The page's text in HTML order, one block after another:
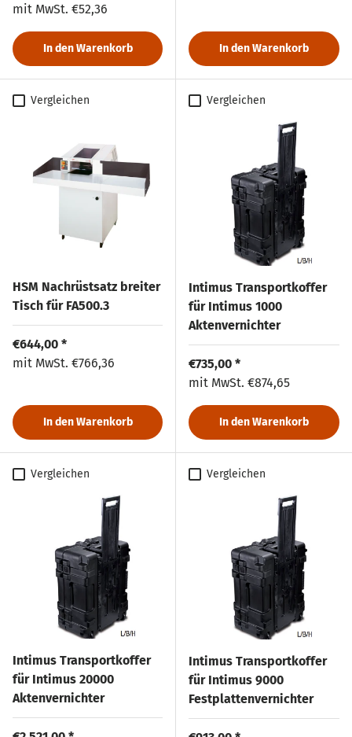
Normaler Preis
mit MwSt. €52,36
In den Warenkorb In den Warenkorb
Vergleichen
HSM Nachrüstsatz breiter
Tisch für FA500.3
Normaler Preis
€644,00 *
Normaler Preis
mit MwSt. €766,36
In den Warenkorb
Vergleichen
Intimus Transportkoffer
für Intimus 1000
Aktenvernichter
Normaler Preis
€735,00 *
Normaler Preis
mit MwSt. €874,65
In den Warenkorb
Vergleichen
Intimus Transportkoffer
für Intimus 20000
Aktenvernichter
Vergleichen
Intimus Transportkoffer
für Intimus 9000
Festplattenvernichter